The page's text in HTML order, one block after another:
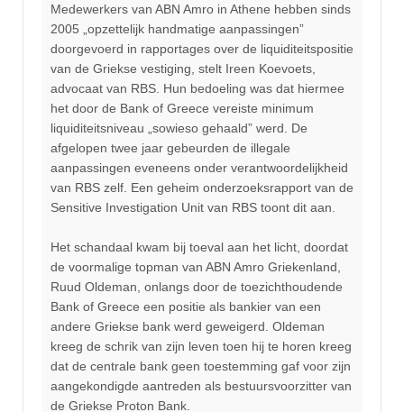
Medewerkers van ABN Amro in Athene hebben sinds
2005 „opzettelijk handmatige aanpassingen”
doorgevoerd in rapportages over de liquiditeitspositie
van de Griekse vestiging, stelt Ireen Koevoets,
advocaat van RBS. Hun bedoeling was dat hiermee
het door de Bank of Greece vereiste minimum
liquiditeitsniveau „sowieso gehaald” werd. De
afgelopen twee jaar gebeurden de illegale
aanpassingen eveneens onder verantwoordelijkheid
van RBS zelf. Een geheim onderzoeksrapport van de
Sensitive Investigation Unit van RBS toont dit aan.
Het schandaal kwam bij toeval aan het licht, doordat
de voormalige topman van ABN Amro Griekenland,
Ruud Oldeman, onlangs door de toezichthoudende
Bank of Greece een positie als bankier van een
andere Griekse bank werd geweigerd. Oldeman
kreeg de schrik van zijn leven toen hij te horen kreeg
dat de centrale bank geen toestemming gaf voor zijn
aangekondigde aantreden als bestuursvoorzitter van
de Griekse Proton Bank.